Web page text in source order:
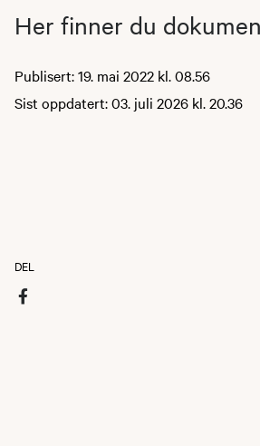
Her finner du
Publisert: 19. mai 2022 kl. 08.56
Sist oppdatert: 03. juli 2026 kl. 20.36
DEL